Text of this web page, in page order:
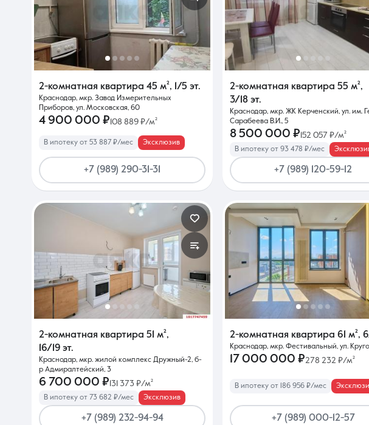
2-комнатная квартира 45 м², 1/5 эт.
Краснодар, мкр. Завод Измерительных
Приборов, ул. Московская, 60
4 900 000 ₽ 108 889 ₽/м²
В ипотеку от 53 887 ₽/мес Эксклюзив
+7 (989) 290-31-31
2-комнатная квартира 55 м²,
3/18 эт.
Краснодар, мкр. ЖК Керченский, ул. им.
Сарабеева В.И., 5
8 500 000 ₽ 152 057 ₽/м²
В ипотеку от 93 478 ₽/мес
+7 (989) 120-59-12
2-комнатная квартира 51 м²,
16/19 эт.
Краснодар, мкр. жилой комплекс Дружный-2, б-
р Адмиралтейский, 3
6 700 000 ₽ 131 373 ₽/м²
В ипотеку от 73 682 ₽/мес Эксклюзив
+7 (989) 232-94-94
2-комнатная квартира 61 м²,
Краснодар, мкр. Фестивальный, ул.
17 000 000 ₽278 232 ₽/м²
В ипотеку от 186 956 ₽/мес
+7 (989) 000-12-57